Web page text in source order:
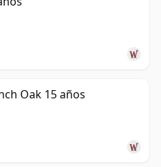
Oak 15 años